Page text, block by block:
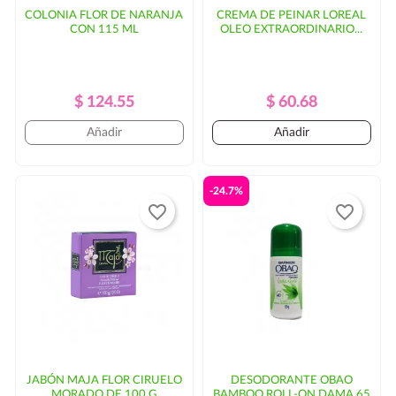
COLONIA FLOR DE NARANJA
CON 115 ML
Precio
Regular
Precio
$ 124.55
Añadir
CREMA DE PEINAR LOREAL
OLEO EXTRAORDINARIO...
Precio
Regular
Precio
$ 60.68
Añadir
JABÓN MAJA FLOR CIRUELO
favorite_border
DESODORANTE OBAO
-24.7%
favorite_border